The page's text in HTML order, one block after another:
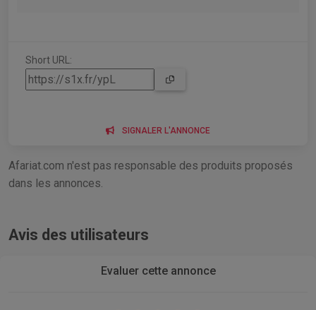
Short URL:
SIGNALER L'ANNONCE
Afariat.com n'est pas responsable des produits proposés
dans les annonces.
Avis des utilisateurs
Evaluer cette annonce